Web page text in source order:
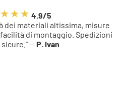
4.9/5
dei materiali altissima, misure
di montaggio. Spedizioni
— P. Ivan